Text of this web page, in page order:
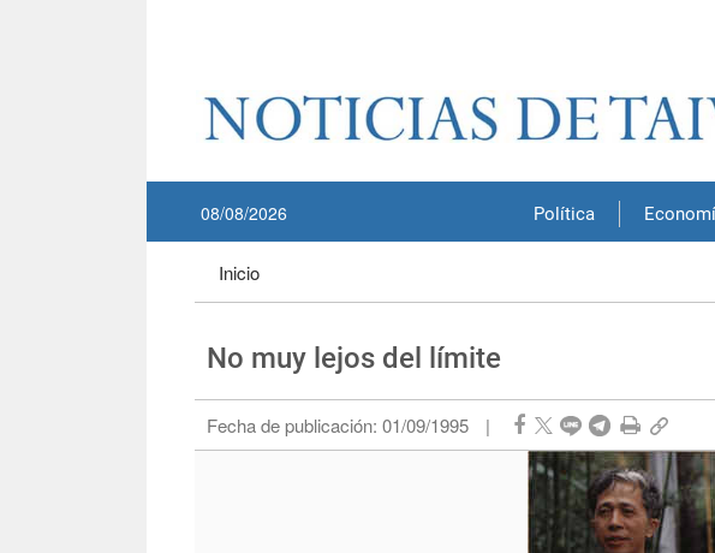
Política
08/08/2026
Inicio
No muy lejos del límite
Fecha de publicación: 01/09/1995 |